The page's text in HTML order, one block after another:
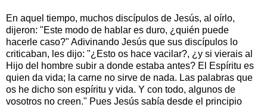
En aquel tiempo, muchos discípulos de Jesús, al oírlo,
dijeron: "Este modo de hablar es duro, ¿quién puede
hacerle caso?" Adivinando Jesús que sus discípulos lo
criticaban, les dijo: "¿Esto os hace vacilar?, ¿y si vierais al
Hijo del hombre subir a donde estaba antes? El Espíritu es
quien da vida; la carne no sirve de nada. Las palabras que
os he dicho son espíritu y vida. Y con todo, algunos de
vosotros no creen." Pues Jesús sabía desde el principio